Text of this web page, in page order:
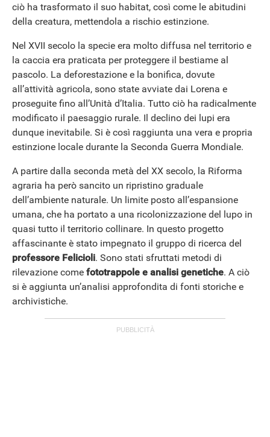
ciò ha trasformato il suo habitat, così come le abitudini
della creatura, mettendola a rischio estinzione.
Nel XVII secolo la specie era molto diffusa nel territorio e
la caccia era praticata per proteggere il bestiame al
pascolo. La deforestazione e la bonifica, dovute
all’attività agricola, sono state avviate dai Lorena e
proseguite fino all’Unità d’Italia. Tutto ciò ha radicalmente
modificato il paesaggio rurale. Il declino dei lupi era
dunque inevitabile. Si è così raggiunta una vera e propria
estinzione locale durante la Seconda Guerra Mondiale.
A partire dalla seconda metà del XX secolo, la Riforma
agraria ha però sancito un ripristino graduale
dell’ambiente naturale. Un limite posto all’espansione
umana, che ha portato a una ricolonizzazione del lupo in
quasi tutto il territorio collinare. In questo progetto
affascinante è stato impegnato il gruppo di ricerca del
professore Felicioli. Sono stati sfruttati metodi di
rilevazione come fototrappole e analisi genetiche. A ciò
si è aggiunta un’analisi approfondita di fonti storiche e
archivistiche.